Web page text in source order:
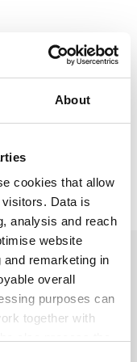
About
cookies that allow
Data is
analysis and reach
website
remarketing in
overall
purposes can
together with
per
dich zeitnah
vor und